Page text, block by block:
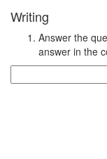
Writing
Answer the
answer in the
for: